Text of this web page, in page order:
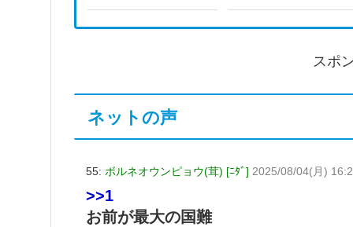
スポ
ネットの声
55: ボルネオウンピョウ(茸) [ﾆﾀﾞ] 2025/08/04(月)
>>1
お前が最大の国難